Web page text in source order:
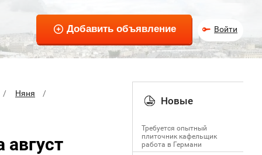
Войти
Няня
Новые
Требуется опытный
плиточник кафельщик
работa в Германи